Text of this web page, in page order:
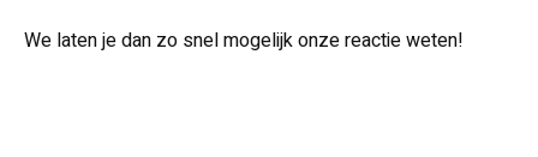
We laten je dan zo snel mogelijk onze reactie weten!